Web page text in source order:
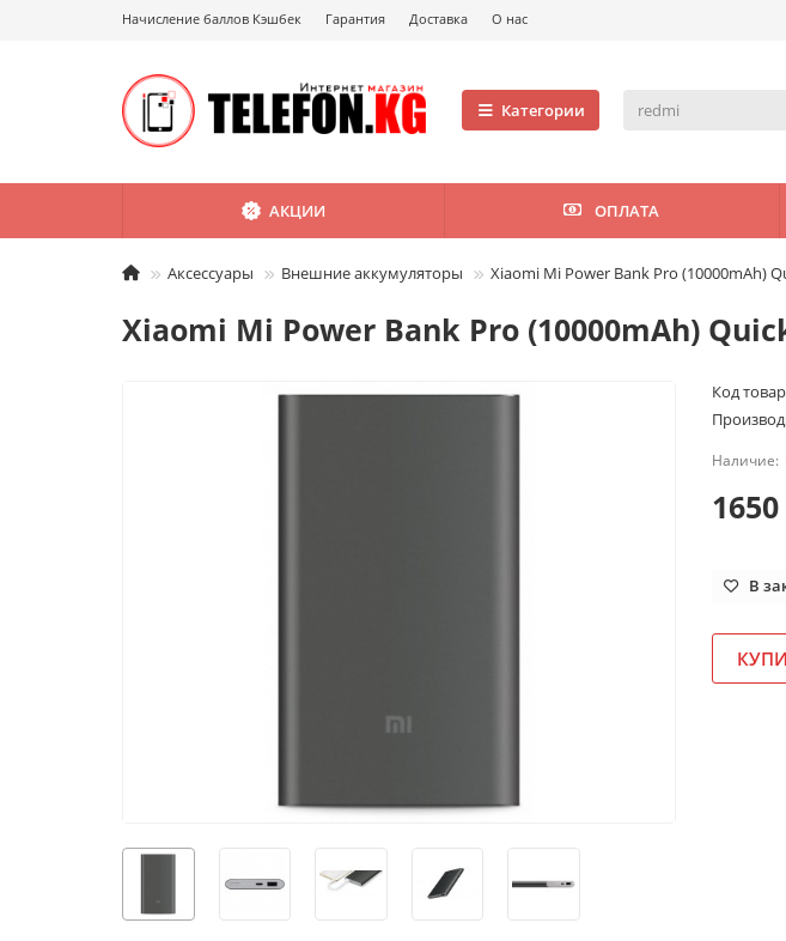
Начисление баллов Кэшбек Гарантия Доставка О нас
Категории
АКЦИИ ОПЛАТА
Аксессуары Внешние аккумуляторы Xiaomi Mi Power Bank Pro (10000mAh)
Xiaomi Mi Power Bank Pro (10000mAh)
Код
В